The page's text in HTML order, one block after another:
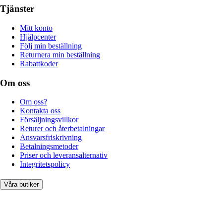
Tjänster
Mitt konto
Hjälpcenter
Följ min beställning
Returnera min beställning
Rabattkoder
Om oss
Om oss?
Kontakta oss
Försäljningsvillkor
Returer och återbetalningar
Ansvarsfriskrivning
Betalningsmetoder
Priser och leveransalternativ
Integritetspolicy
Våra butiker